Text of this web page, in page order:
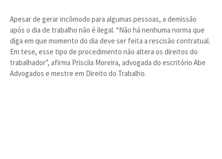
Apesar de gerar incômodo para algumas pessoas, a demissão
após o dia de trabalho não é ilegal. “Não há nenhuma norma que
diga em que momento do dia deve ser feita a rescisão contratual.
Em tese, esse tipo de procedimento não altera os direitos do
trabalhador”, afirma Priscila Moreira, advogada do escritório Abe
Advogados e mestre em Direito do Trabalho.